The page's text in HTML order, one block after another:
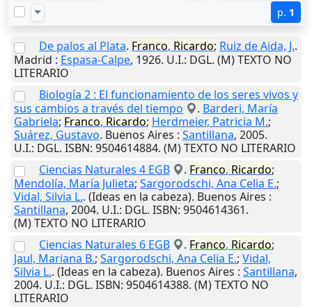
p. 1
De palos al Plata. Franco, Ricardo; Ruiz de Aida, J..
Madrid : Espasa-Calpe, 1926. U.I.: DGL. (M) TEXTO NO
LITERARIO
Biología 2 : El funcionamiento de los seres vivos y
sus cambios a través del tiempo
. Barderi, María
Gabriela; Franco, Ricardo; Herdmeier, Patricia M.;
Suárez, Gustavo. Buenos Aires : Santillana, 2005.
U.I.: DGL. ISBN: 9504614884. (M) TEXTO NO LITERARIO
Ciencias Naturales 4 EGB
. Franco, Ricardo;
Mendolía, María Julieta; Sargorodschi, Ana Celia E.;
Vidal, Silvia L.. (Ideas en la cabeza). Buenos Aires :
Santillana, 2004. U.I.: DGL. ISBN: 9504614361.
(M) TEXTO NO LITERARIO
Ciencias Naturales 6 EGB
. Franco, Ricardo;
Jaul, Mariana B.; Sargorodschi, Ana Celia E.; Vidal,
Silvia L.. (Ideas en la cabeza). Buenos Aires : Santillana,
2004. U.I.: DGL. ISBN: 9504614388. (M) TEXTO NO
LITERARIO